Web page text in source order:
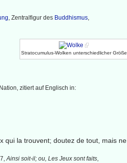
, Zentralfigur des Buddhismus,
Stratocumulus-Wolken unterschiedlicher Größe
Nation, zitiert auf Englisch in:
qui la trouvent; doutez de tout, mais ne
Ainsi soit-il; ou, Les Jeux sont faits,